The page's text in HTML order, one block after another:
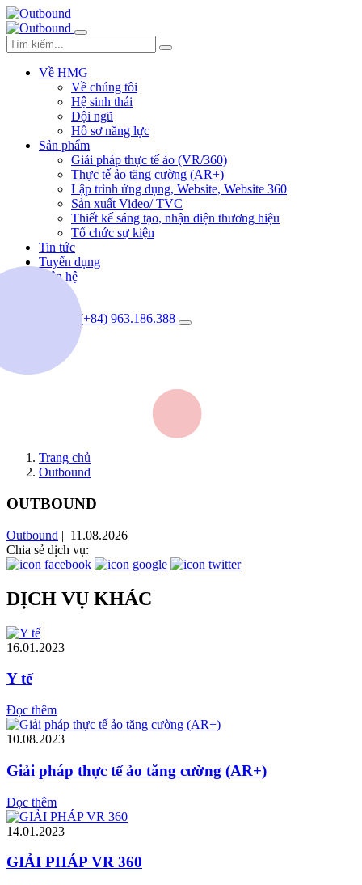
Về HMG
Về chúng tôi
Hệ sinh thái
Đội ngũ
Hồ sơ năng lực
Sản phẩm
Giải pháp thực tế ảo (VR/360)
Thực tế ảo tăng cường (AR+)
Lập trình ứng dụng, Website, Website 360
Sản xuất Video/ TVC
Thiết kế sáng tạo, nhận diện thương hiệu
Tổ chức sự kiện
Tin tức
Tuyển dụng
Liên hệ
(+84) 963.186.388
Trang chủ
Outbound
OUTBOUND
Outbound | 11.08.2026
Chia sẻ dịch vụ:
DỊCH VỤ KHÁC
16.01.2023
Y tế
Đọc thêm
10.08.2023
Giải pháp thực tế ảo tăng cường (AR+)
Đọc thêm
14.01.2023
GIẢI PHÁP VR 360